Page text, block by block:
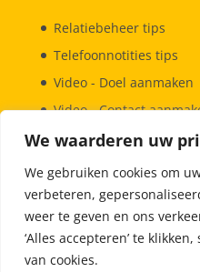
We waarderen uw
We gebruiken cookies om
verbeteren,
weer te geven en ons
‘Alles accepteren’ te
van cookies.
Relatiebeheer tips
Telefoonnotities tips
Video- Doel aanmaken
Video- Contact
Doelen aanmaken
Bekijk deze story